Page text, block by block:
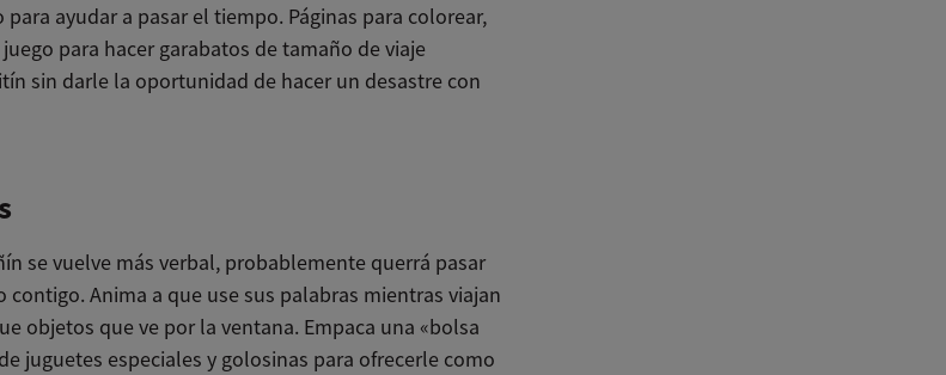
ayudar a pasar el tiempo. Páginas para colorear,
para hacer garabatos de tamaño de viaje
sin darle la oportunidad de hacer un desastre con
se vuelve más verbal, probablemente querrá pasar
contigo. Anima a que use sus palabras mientras viajan
objetos que ve por la ventana. Empaca una «bolsa
juguetes especiales y golosinas para ofrecerle como